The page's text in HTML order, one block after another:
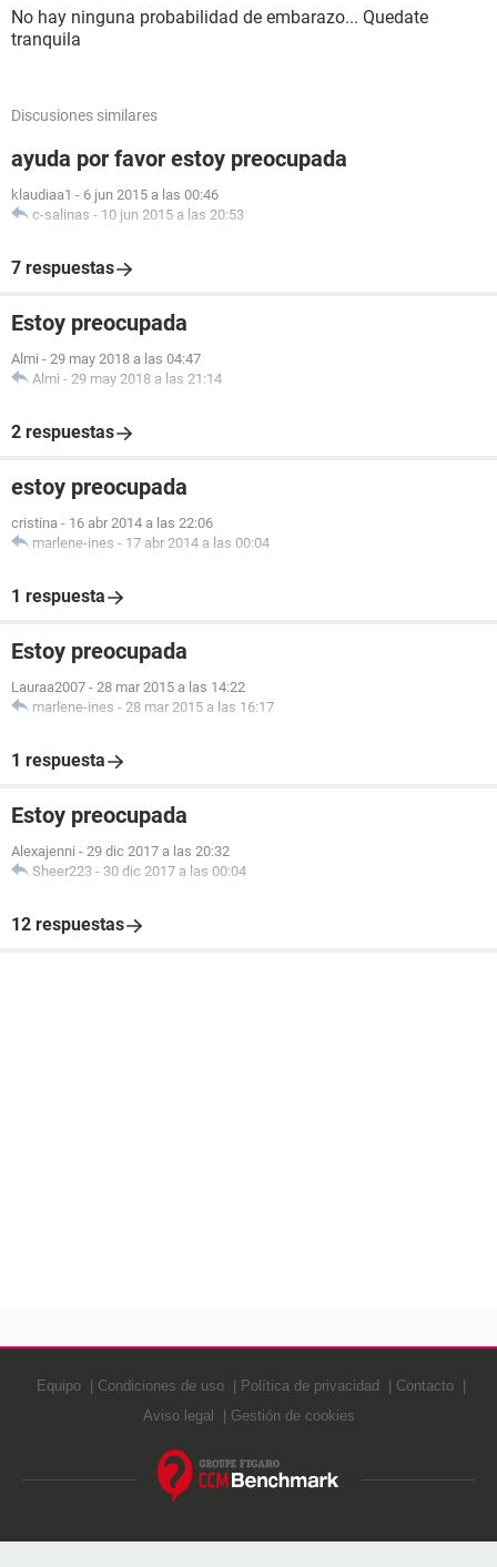
No hay ninguna probabilidad de embarazo... Quedate
tranquila
Discusiones similares
ayuda por favor estoy preocupada
klaudiaa1 - 6 jun 2015 a las 00:46
c-salinas - 10 jun 2015 a las 20:53
7 respuestas
Estoy preocupada
Almi - 29 may 2018 a las 04:47
Almi - 29 may 2018 a las 21:14
2 respuestas
estoy preocupada
cristina - 16 abr 2014 a las 22:06
marlene-ines - 17 abr 2014 a las 00:04
1 respuesta
Estoy preocupada
Lauraa2007 - 28 mar 2015 a las 14:22
marlene-ines - 28 mar 2015 a las 16:17
1 respuesta
Estoy preocupada
Alexajenni - 29 dic 2017 a las 20:32
Sheer223 - 30 dic 2017 a las 00:04
12 respuestas
Equipo Condiciones de uso Política de privacidad
Contacto
Aviso legal
Gestión de cookies